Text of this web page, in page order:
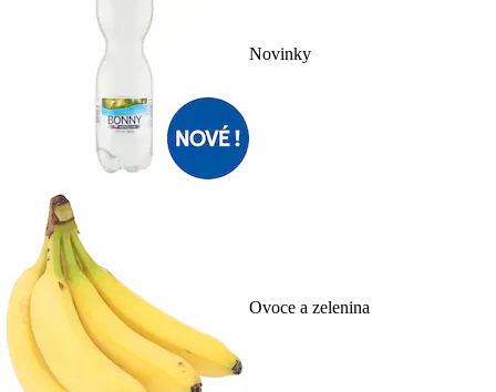
Novinky
Ovoce a zelenina